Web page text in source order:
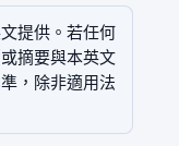
提供。若任何
摘要與本英文
，除非適用法